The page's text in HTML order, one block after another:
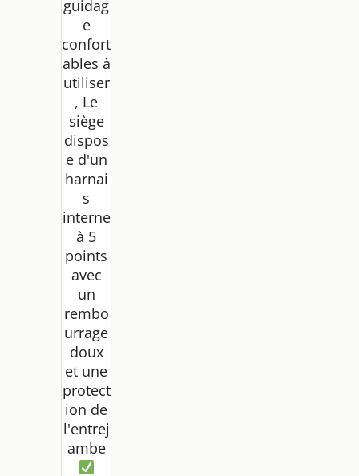
guidag
e
confort
ables à
utiliser
, Le
siège
dispos
e d'un
harnai
s
interne
à 5
points
avec
un
rembo
urrage
doux
et une
protect
ion de
l'entrej
ambe